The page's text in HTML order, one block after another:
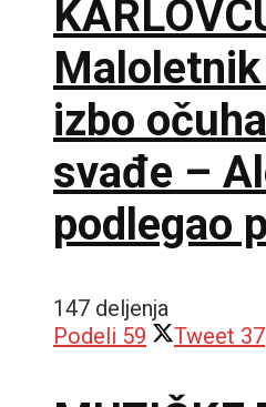
izbo
svađe –
podlegao
147 deljenja
Podeli 59 Tweet 37